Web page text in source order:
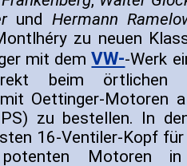
und Hermann
zu neuen
mit demVW--Werk
beim örtlichen
Oettinger-Motoren
zu bestellen. In
16-Ventiler-Kopf
Motoren in